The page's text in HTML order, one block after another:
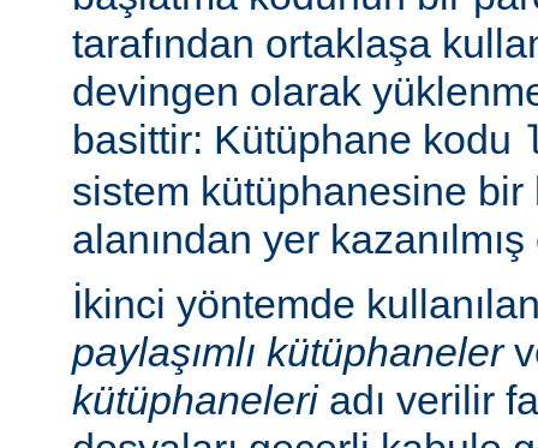
tarafından ortaklaşa
devingen olarak
basittir: Kütüphane kodu
sistem kütüphanesine
alanından yer kazanılmış
İkinci yöntemde
paylaşımlı kütüphaneler
kütüphaneleriadı verilir